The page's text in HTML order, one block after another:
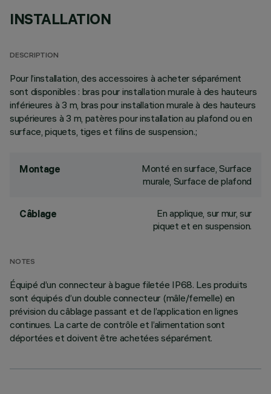
INSTALLATION
DESCRIPTION
Pour l’installation, des accessoires à acheter séparément
sont disponibles : bras pour installation murale à des hauteurs
inférieures à 3 m, bras pour installation murale à des hauteurs
supérieures à 3 m, patères pour installation au plafond ou en
surface, piquets, tiges et filins de suspension.;
Montage
Monté en surface, Surface
murale, Surface de plafond
Câblage
En applique, sur mur, sur
piquet et en suspension.
NOTES
Équipé d’un connecteur à bague filetée IP68. Les produits
sont équipés d’un double connecteur (mâle/femelle) en
prévision du câblage passant et de l’application en lignes
continues. La carte de contrôle et l’alimentation sont
déportées et doivent être achetées séparément.